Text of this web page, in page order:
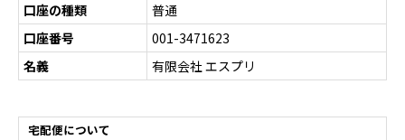
口座の種類
普通
口座番号
001-3471623
名義
有限会社 エスプリ
宅配便について